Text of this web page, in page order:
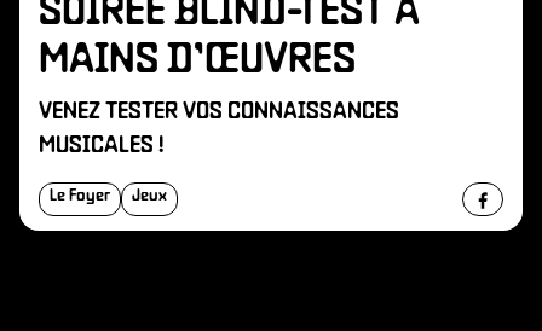
SOIRÉE BLIND-TEST À
MAINS D’ŒUVRES
VENEZ TESTER VOS CONNAISSANCES
MUSICALES !
Le Foyer Jeux